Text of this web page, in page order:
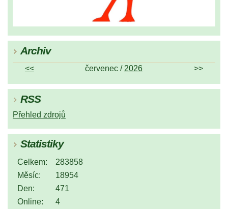
Archiv
<< červenec / 2026 >>
RSS
Přehled zdrojů
Statistiky
Online: 4
Celkem:
283858
Měsíc:
18954
Den:
471